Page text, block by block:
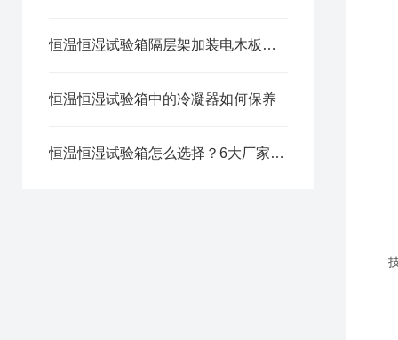
恒温恒湿试验箱隔层架加装电木板，原来好处这么多！
恒温恒湿试验箱中的冷凝器如何保养
恒温恒湿试验箱怎么选择？6大厂家排名一目了然